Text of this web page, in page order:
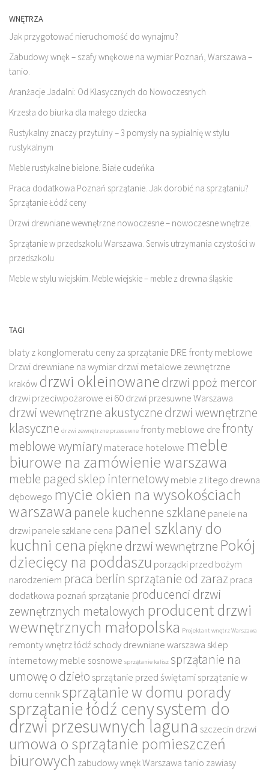
WNĘTRZA
Jak przygotować nieruchomość do wynajmu?
Zabudowy wnęk – szafy wnękowe na wymiar Poznań, Warszawa –
tanio.
Aranżacje Jadalni: Od Klasycznych do Nowoczesnych
Krzesła do biurka dla małego dziecka
Rustykalny znaczy przytulny – 3 pomysły na sypialnię w stylu
rustykalnym
Meble rustykalne bielone. Białe cudeńka
Praca dodatkowa Poznań sprzątanie. Jak dorobić na sprzątaniu?
Sprzątanie Łódź ceny
Drzwi drewniane wewnętrzne nowoczesne – nowoczesne wnętrze.
Sprzątanie w przedszkolu Warszawa. Serwis utrzymania czystości w
przedszkolu
Meble w stylu wiejskim. Meble wiejskie – meble z drewna śląskie
TAGI
blaty z konglomeratu ceny za sprzątanie DRE fronty meblowe
Drzwi drewniane na wymiardrzwi metalowe zewnętrzne
kraków drzwi okleinowanedrzwi ppoż mercor
drzwi przeciwpożarowe ei 60drzwi przesuwne Warszawa
drzwi wewnętrzne akustycznedrzwi wewnętrzne
klasyczne drzwi zewnętrzne przesuwne fronty meblowe drefronty
meblowe wymiarymaterace hotelowe meble
biurowe na zamówienie warszawa
meble paged sklep internetowymeble z litego drewna
dębowego mycie okien na wysokościach
warszawa panele kuchenne szklane panele na
drzwipanele szklane cena panel szklany do
kuchni cena piękne drzwi wewnętrzne Pokój
dziecięcy na poddaszu porządki przed bożym
narodzeniem praca berlin sprzątanie od zarazpraca
dodatkowa poznań sprzątanie producenci drzwi
zewnętrznych metalowych producent drzwi
wewnętrznych małopolska Projektant wnętrz Warszawa
remonty wnętrz łódź schody drewniane warszawa sklep
internetowy meble sosnowe sprzątanie kalisz sprzątanie na
umowę o dzieło sprzątanie przed świętamisprzątanie w
domu cenniksprzątanie w domu porady
sprzątanie łódź cenysystem do
drzwi przesuwnych laguna szczecin drzwi
umowa o sprzątanie pomieszczeń
biurowych zabudowy wnęk Warszawa tanio zawiasy